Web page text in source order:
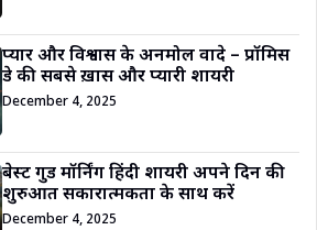
प्यार और विश्वास के अनमोल वादे – प्रॉमिस
डे की सबसे ख़ास और प्यारी शायरी
December 4, 2025
बेस्ट गुड मॉर्निंग हिंदी शायरी अपने दिन की
शुरुआत सकारात्मकता के साथ करें
December 4, 2025